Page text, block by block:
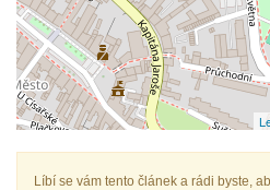
Líbí se vám tento článek a rádi byste,